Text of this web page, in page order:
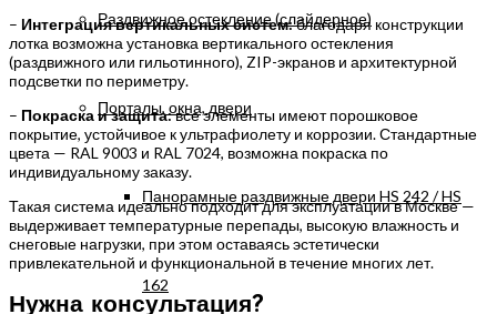
Раздвижное остекление (слайдерное)
Порталы, окна, двери
Панорамные раздвижные двери HS 242 / HS
162
– Интеграция вертикальных систем:благодаря конструкции
лотка возможна установка вертикального остекления
(раздвижного или гильотинного), ZIP-экранов и архитектурной
подсветки по периметру.
– Покраска и защита:все элементы имеют порошковое
покрытие, устойчивое к ультрафиолету и коррозии. Стандартные
цвета — RAL 9003 и RAL 7024, возможна покраска по
индивидуальному заказу.
Такая система идеально подходит для эксплуатации в Москве —
выдерживает температурные перепады, высокую влажность и
снеговые нагрузки, при этом оставаясь эстетически
привлекательной и функциональной в течение многих лет.
Нужна консультация?